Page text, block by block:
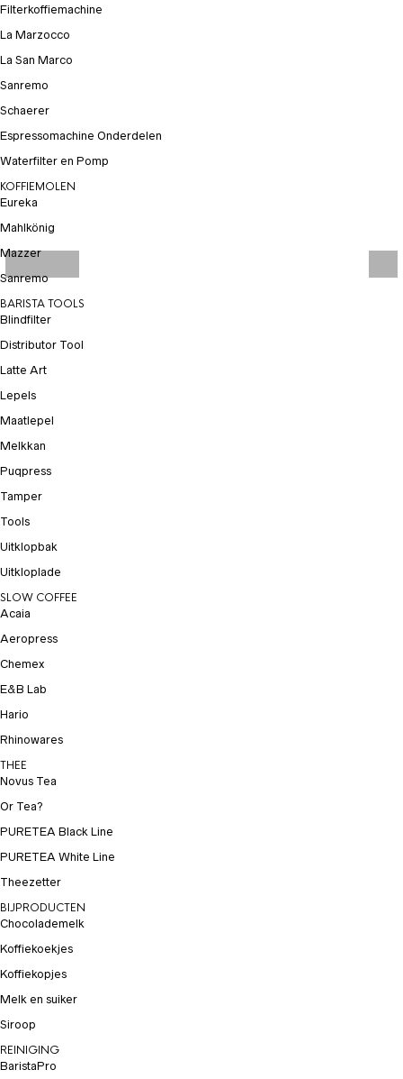
Filterkoffiemachine
La Marzocco
La San Marco
Sanremo
Schaerer
Espressomachine Onderdelen
Waterfilter en Pomp
KOFFIEMOLEN
Eureka
Mahlkönig
Mazzer
Sanremo
BARISTA TOOLS
Blindfilter
Distributor Tool
Latte Art
Lepels
Maatlepel
Melkkan
Puqpress
Tamper
Tools
Uitklopbak
Uitkloplade
SLOW COFFEE
Acaia
Aeropress
Chemex
E&B Lab
Hario
Rhinowares
THEE
Novus Tea
Or Tea?
PURETEA Black Line
PURETEA White Line
Theezetter
BIJPRODUCTEN
Chocolademelk
Koffiekoekjes
Koffiekopjes
Melk en suiker
Siroop
REINIGING
BaristaPro